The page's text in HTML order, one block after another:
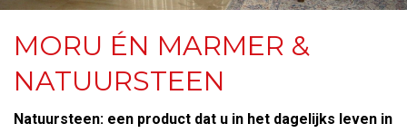
MORU ÉN MARMER &
NATUURSTEEN
Natuursteen: een product dat u in het dagelijks leven in